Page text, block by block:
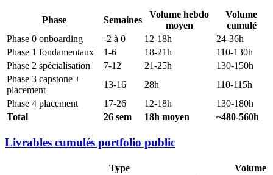
Phase Semaines
Volume hebdo
moyen
Volume
cumulé
Phase 0 onboarding
-2 à 0 12-18h
24-36h
Phase 1 fondamentaux
1-6 18-21h
110-130h
Phase 2 spécialisation
7-12 21-25h
130-150h
Phase 3 capstone +
placement
13-16 28h
110-115h
Phase 4 placement
17-26 12-18h
130-180h
Total
26 sem 18h moyen ~480-560h
Livrables cumulés portfolio public
Type
Volume